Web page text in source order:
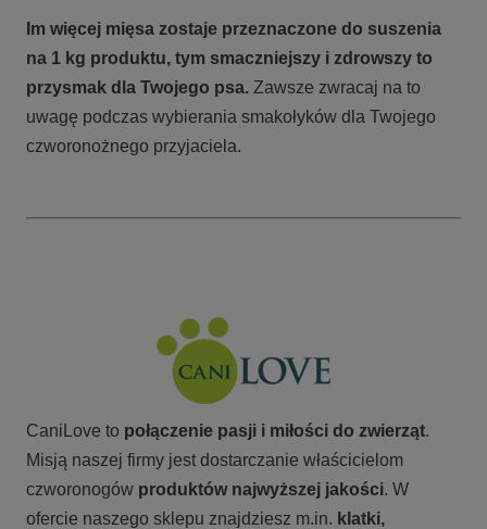
Im więcej mięsa zostaje przeznaczone do suszenia
na 1 kg produktu, tym smaczniejszy i zdrowszy to
przysmak dla Twojego psa. Zawsze zwracaj na to
uwagę podczas wybierania smakołyków dla Twojego
czworonożnego przyjaciela.
CaniLove to połączenie pasji i miłości do zwierząt.
Misją naszej firmy jest dostarczanie właścicielom
czworonogów produktów najwyższej jakości. W
ofercie naszego sklepu znajdziesz m.in. klatki,